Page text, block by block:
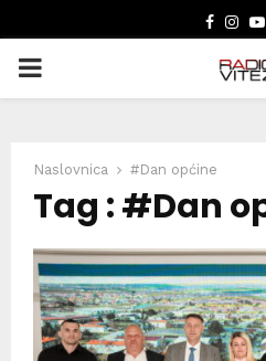
PRIMARY
Naslovnica #Dan općine
Tag : #Dan